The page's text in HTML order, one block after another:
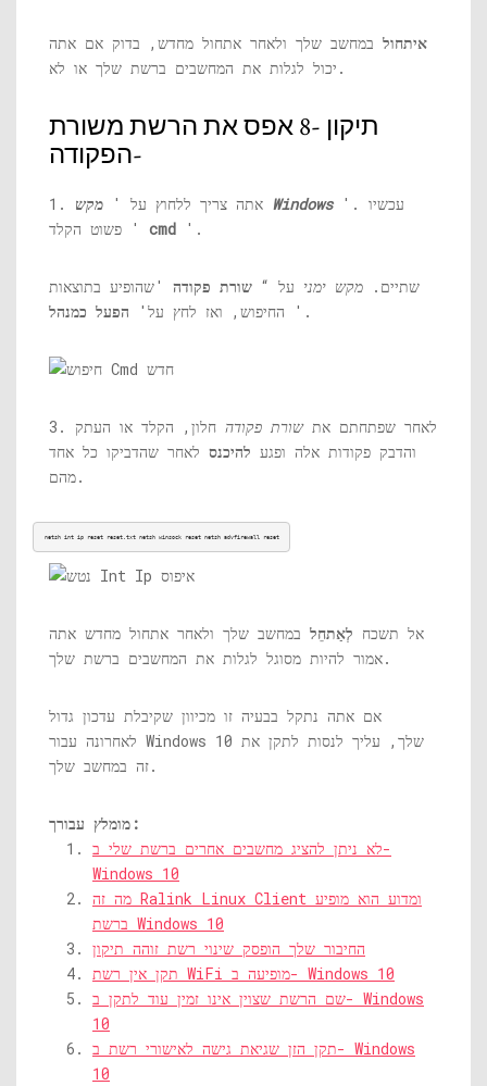
איתחול במחשב שלך ולאחר אתחול מחדש, בדוק אם אתה
יכול לגלות את המחשבים ברשת שלך או לא.
תיקון -8 אפס את הרשת משורת
הפקודה-
1. אתה צריך ללחוץ על ' מקש Windows '. עכשיו
פשוט הקלד ' cmd '.
שתיים. מקש ימני על “ שורת פקודה 'שהופיע בתוצאות
החיפוש, ואז לחץ על' הפעל כמנהל '.
3. לאחר שפתחתם אתשורת פקודה חלון, הקלד או העתק
והדבק פקודות אלה ופגע להיכנס לאחר שהדביקו כל אחד
מהם.
netsh int ip reset reset.txt netsh winsock reset netsh advfirewall reset
אל תשכח לְאַתחֵל במחשב שלך ולאחר אתחול מחדש אתה
אמור להיות מסוגל לגלות את המחשבים ברשת שלך.
אם אתה נתקל בבעיה זו מכיוון שקיבלת עדכון גדול
לאחרונה עבור Windows 10 שלך, עליך לנסות לתקן את
זה במחשב שלך.
מומלץ עבורך:
לא ניתן להציג מחשבים אחרים ברשת שלי ב-
Windows 10
מה זה Ralink Linux Client ומדוע הוא מופיע
ברשת Windows 10
החיבור שלך הופסק שינוי רשת זוהה תיקון
תקן אין רשת WiFi מופיעה ב- Windows 10
שם הרשת שצוין אינו זמין עוד לתקן ב- Windows
10
תקן הזן שגיאת גישה לאישורי רשת ב- Windows
10